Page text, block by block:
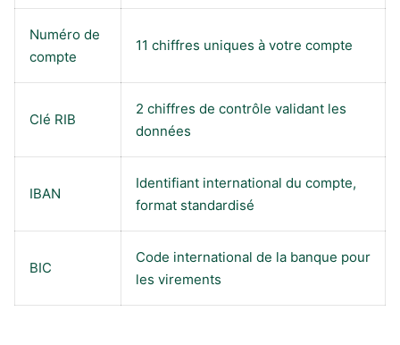
Numéro de
compte
11 chiffres uniques à votre compte
Clé RIB
2 chiffres de contrôle validant les
données
IBAN
Identifiant international du compte,
format standardisé
BIC
Code international de la banque pour
les virements